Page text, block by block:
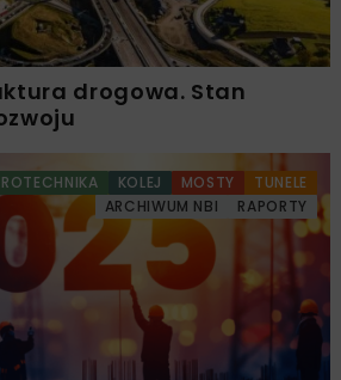
drogowa. Stan
KOLEJ MOSTY
TUNELE
ARCHIWUM NBI
RAPORTY